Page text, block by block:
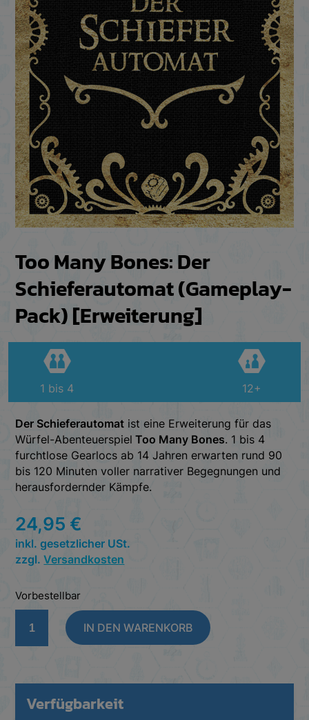
Too Many Bones: Der
Schieferautomat (Gameplay-
Pack) [Erweiterung]
1 bis 4 12+
Der Schieferautomat ist eine Erweiterung für das
Würfel-Abenteuerspiel Too Many Bones. 1 bis 4
furchtlose Gearlocs ab 14 Jahren erwarten rund 90
bis 120 Minuten voller narrativer Begegnungen und
herausfordernder Kämpfe.
24,95 €
inkl. gesetzlicher USt.
zzgl.Versandkosten
Vorbestellbar
Many
Bones:
Schieferautomat
(Gameplay-
Pack)
IN DEN WARENKORB
Verfügbarkeit